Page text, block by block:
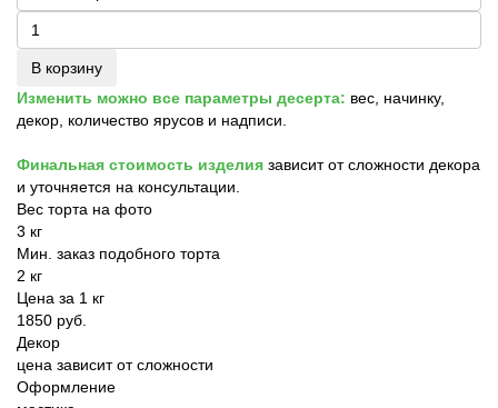
В корзину
Изменить можно все параметры десерта: вес, начинку,
декор, количество ярусов и надписи.
Финальная стоимость изделия зависит от сложности декора
и уточняется на консультации.
Вес торта на фото
3 кг
Мин. заказ подобного торта
2 кг
Цена за 1 кг
1850 руб.
Декор
цена зависит от сложности
Оформление